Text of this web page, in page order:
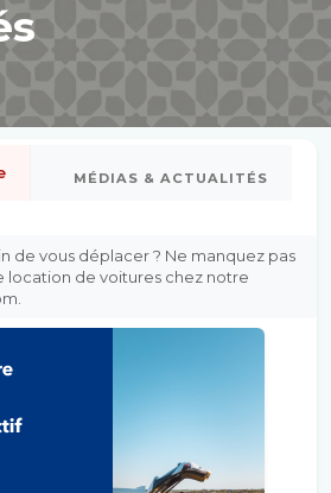
MÉDIAS & ACTUALITÉS
de vous déplacer ? Ne manquez pas
location de voitures chez notre